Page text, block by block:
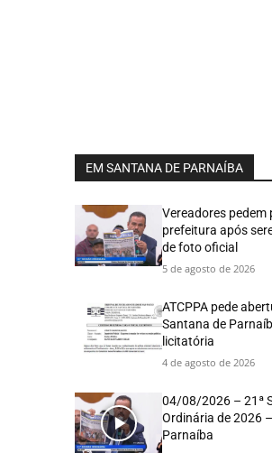
EM SANTANA DE PARNAÍBA
Vereadores pedem
prefeitura após
de foto oficial
5 de agosto de 2026
ATCPPA pede
Santana de
licitatória
4 de agosto de 2026
04/08/2026 – 21ª
Ordinária de 2026
Parnaíba